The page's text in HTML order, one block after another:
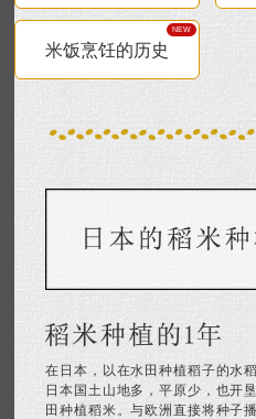
米饭烹饪的历史
在日本，以在水田种植稻子的水
日本国土山地多，平原少，也开
田种植稻米。与欧洲直接将种子